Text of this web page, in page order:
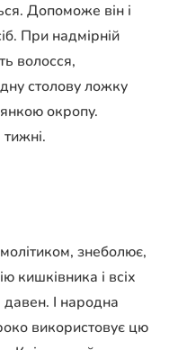
Допоможе він і
При надмірній
волосся,
столову ложку
окропу.
знеболює,
кишківника і всіх
І народна
використовує цю